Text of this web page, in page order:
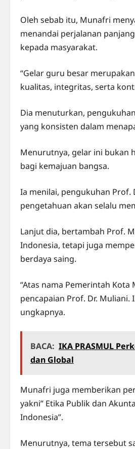
Oleh sebab itu, Munafri
menandai perjalanan
kepada masyarakat.
“Gelar guru besar
kualitas, integritas, serta
Dia menuturkan,
yang konsisten dalam
Menurutnya, gelar ini bukan
bagi kemajuan bangsa.
Ia menilai, pengukuhan
pengetahuan akan selalu
Lanjut dia, bertambah Prof.
Indonesia, tetapi juga
berdaya saing.
“Atas nama Pemerintah
pencapaian Prof. Dr.
ungkapnya.
BACA: IKA PRASMUL
dan Global
Munafri juga memberikan
yakni” Etika Publik dan
Indonesia”.
Menurutnya, tema tersebut